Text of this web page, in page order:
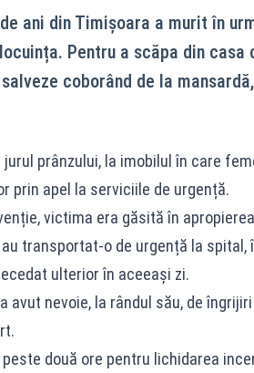
ani din Timișoara a murit în
Pentru a scăpa din casa
coborând de la
prânzului, la imobilul în care
prin apel la serviciile de urgență.
victima era găsită în
transportat-o de urgență la
ulterior în aceeași zi.
avut nevoie, la rândul său, de
două ore pentru lichidarea